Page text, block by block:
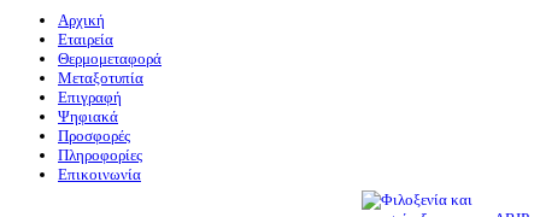
Αρχική
Εταιρεία
Θερμομεταφορά
Μεταξοτυπία
Επιγραφή
Ψηφιακά
Προσφορές
Πληροφορίες
Επικοινωνία